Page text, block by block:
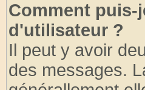
Comment puis-
d'utilisateur ?
Il peut y avoir
des messages.